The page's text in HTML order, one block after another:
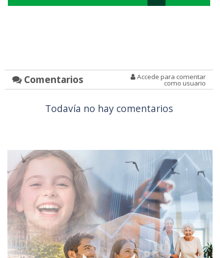
Comentarios Accede para comentar
como usuario
Todavía no hay comentarios